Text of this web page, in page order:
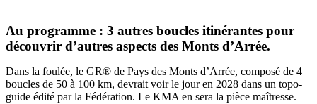
Au programme : 3 autres boucles itinérantes pour
découvrir d’autres aspects des Monts d’Arrée.
Dans la foulée, le GR® de Pays des Monts d’Arrée, composé de 4
boucles de 50 à 100 km, devrait voir le jour en 2028 dans un topo-
guide édité par la Fédération. Le KMA en sera la pièce maîtresse.